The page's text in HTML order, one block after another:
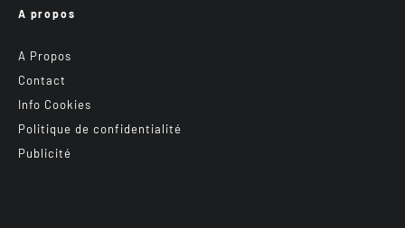
A propos
A Propos
Contact
Info Cookies
Politique de confidentialité
Publicité